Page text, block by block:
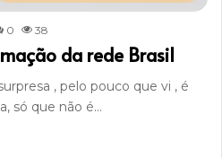
0 38
da rede Brasil
, pelo pouco que vi , é
só que não é…